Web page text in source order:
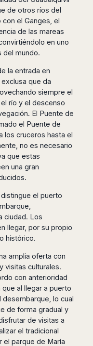
de otros ríos del
el Ganges, el
de las mareas
en uno
del mundo.
la entrada en
que da
siempre el
río y el descenso
El Puente de
el Puente de
los cruceros hasta el
no es necesario
que estas
una gran
el puerto
ciudad. Los
llegar, por su propio
histórico.
amplia oferta con
visitas culturales.
con anterioridad
al llegar a puerto
lo cual
de forma gradual y
de visitas a
el tradicional
el parque de María